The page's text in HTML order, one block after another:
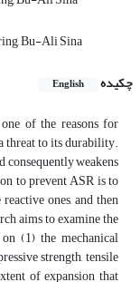
Bu-Ali Sina
چکیده
English
of the reasons for
threat to its durability.
consequently weakens
to prevent ASR is to
ones, and then
aims to examine the
(1) the mechanical
strength, tensile
of expansion that